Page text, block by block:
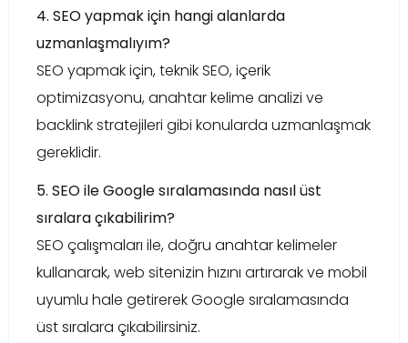
4. SEO yapmak için hangi alanlarda
uzmanlaşmalıyım?
SEO yapmak için, teknik SEO, içerik
optimizasyonu, anahtar kelime analizi ve
backlink stratejileri gibi konularda uzmanlaşmak
gereklidir.
5. SEO ile Google sıralamasında nasıl üst
sıralara çıkabilirim?
SEO çalışmaları ile, doğru anahtar kelimeler
kullanarak, web sitenizin hızını artırarak ve mobil
uyumlu hale getirerek Google sıralamasında
üst sıralara çıkabilirsiniz.